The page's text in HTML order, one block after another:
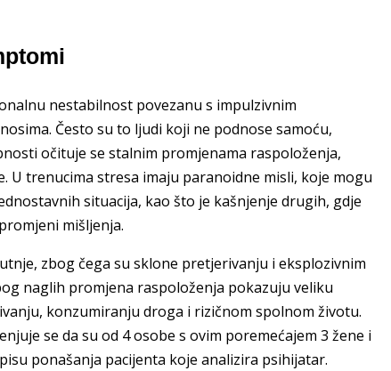
nestabilnost povezanu s impulzivnim
Često su to ljudi koji ne podnose samoću,
očituje se stalnim promjenama raspoloženja,
trenucima stresa imaju paranoidne misli, koje mogu
situacija, kao što je kašnjenje drugih, gdje
mišljenja.
zbog čega su sklone pretjerivanju i eksplozivnim
naglih promjena raspoloženja pokazuju veliku
konzumiranju droga i rizičnom spolnom životu.
se da su od 4 osobe s ovim poremećajem 3 žene i
ponašanja pacijenta koje analizira psihijatar.